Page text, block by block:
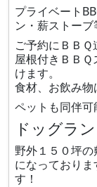
プライベート
ン・薪ストーブ
ご予約にＢＢＱ
屋根付きＢＢ
けます。
食材、お飲み物
ペットも同伴可
ドッグラン
野外１５０坪
になっており
す！